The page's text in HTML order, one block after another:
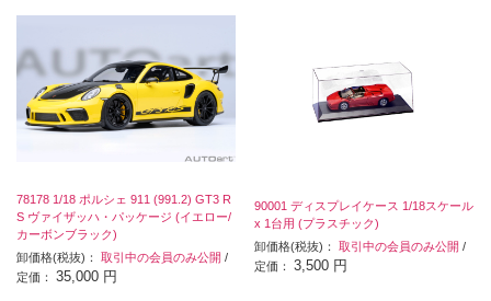
78178 1/18 ポルシェ 911 (991.2) GT3 R
S ヴァイザッハ・パッケージ (イエロー/
カーボンブラック)
卸価格(税抜)： 取引中の会員のみ公開 /
定価： 35,000 円
90001 ディスプレイケース 1/18スケール
x 1台用 (プラスチック)
卸価格(税抜)：取引中の会員のみ公開 /
定価：3,500 円